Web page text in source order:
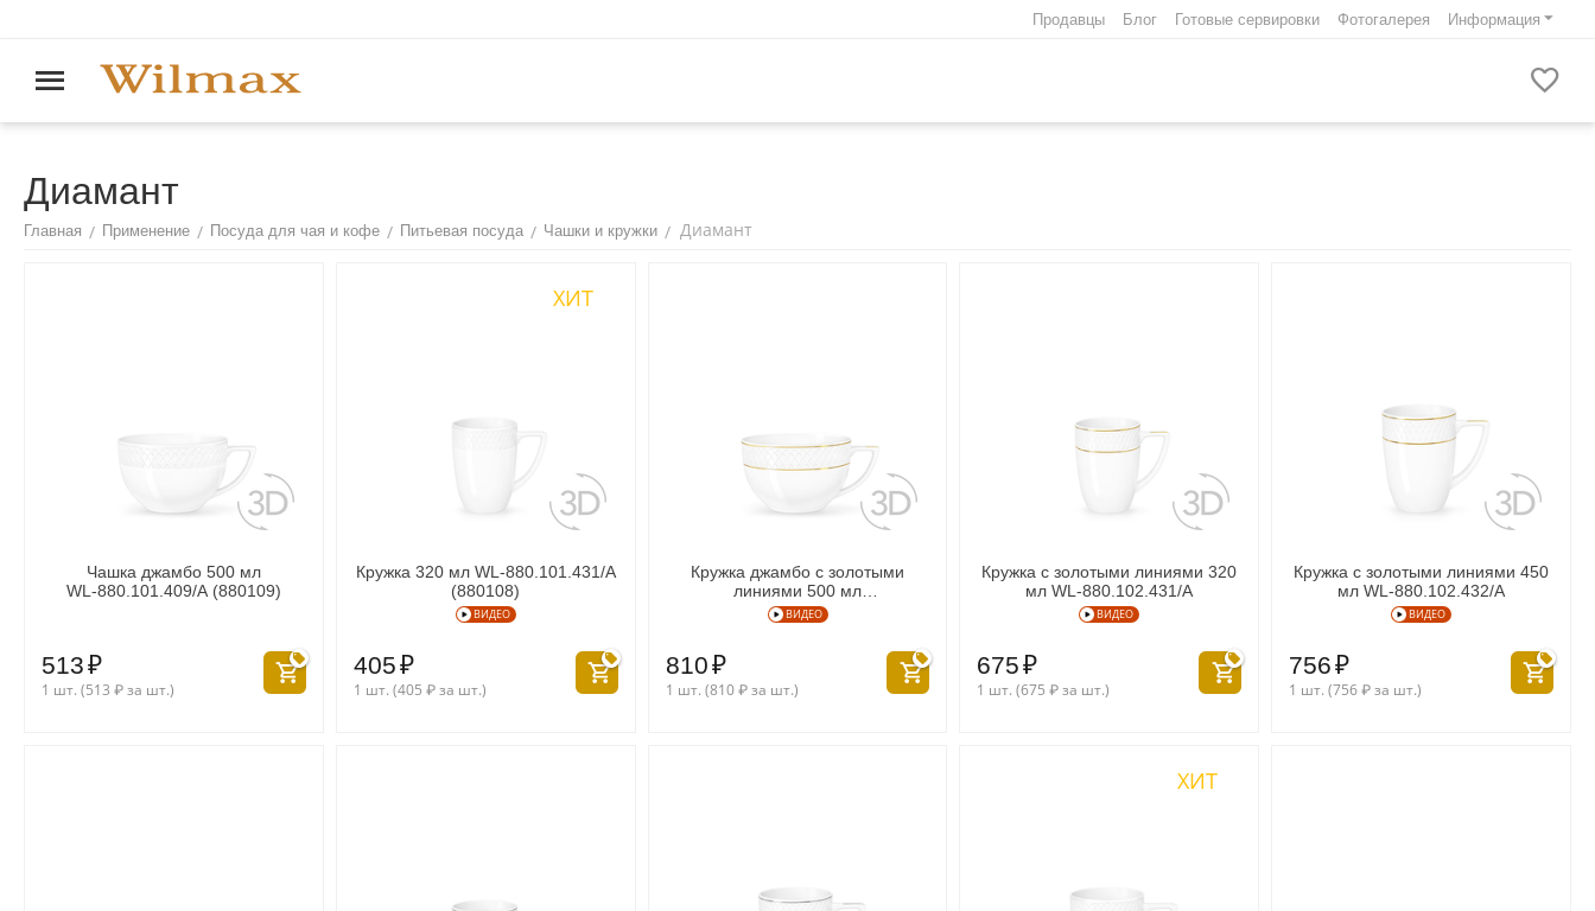
Продавцы Блог Готовые сервировки Фотогалерея Информация
Диамант
Главная / Применение / Посуда для чая и кофе / Питьевая посуда / Чашки и кружки / Диамант
Чашка джамбо 500 мл
WL‑880.101.409/A (880109)
513₽
1 шт. (513 ₽за шт.)
ХИТ
Кружка 320 мл WL‑880.101.431/A
(880108)
ВИДЕО
405₽
1 шт. (405 ₽за шт.)
Кружка джамбо с золотыми
линиями 500 мл
WL‑880.102.409/A
ВИДЕО
810₽
1 шт. (810₽за шт.)
Кружка с золотыми линиями 320
мл WL‑880.102.431/A
ВИДЕО
675₽
1 шт. (675 ₽за шт.)
Кружка с золотыми линиями 450
мл WL‑880.102.432/A
ВИДЕО
756₽
1 шт. (756₽за шт.)
ХИТ